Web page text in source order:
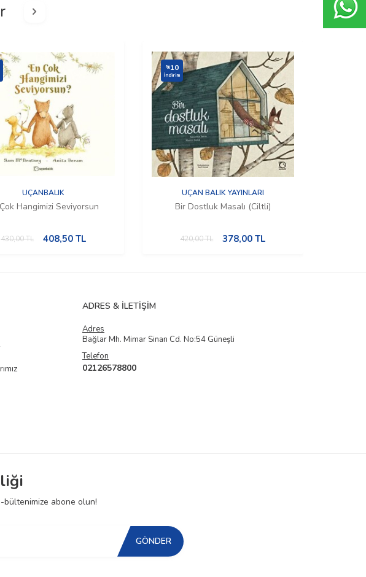
UÇANBALIK
Hangimizi Seviyorsun
430,00TL 408,50TL
%10
İndirim
UÇAN BALIK YAYINLARI
Bir Dostluk Masalı (Ciltli)
420,00TL 378,00 TL
ADRES & İLETIŞIM
Adres
Bağlar Mh. Mimar Sinan Cd. No:54 Güneşli
Telefon
02126578800
abone olun!
GÖNDER